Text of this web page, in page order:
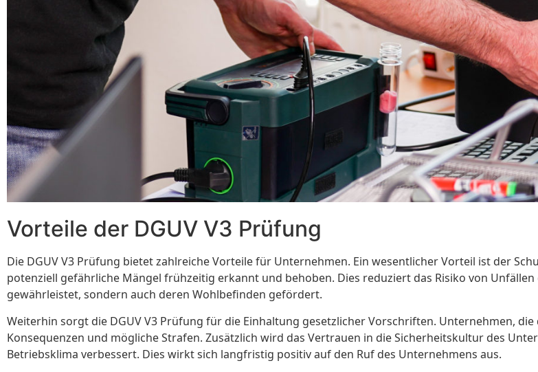
Vorteile der DGUV V3 Prüfung
Die DGUV V3 Prüfung bietet zahlreiche Vorteile für Unternehmen. Ein wesentlicher Vorteil ist der
potenziell gefährliche Mängel frühzeitig erkannt und behoben. Dies reduziert das Risiko von
gewährleistet, sondern auch deren Wohlbefinden gefördert.
Weiterhin sorgt die DGUV V3 Prüfung für die Einhaltung gesetzlicher Vorschriften. Unternehmen,
Konsequenzen und mögliche Strafen. Zusätzlich wird das Vertrauen in die Sicherheitskultur des
Betriebsklima verbessert. Dies wirkt sich langfristig positiv auf den Ruf des Unternehmens aus.